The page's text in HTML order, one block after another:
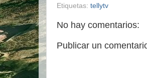
Etiquetas: tellytv
No hay comentarios:
Publicar un